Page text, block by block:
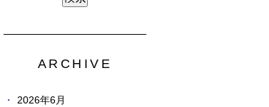
ARCHIVE
2026年6月